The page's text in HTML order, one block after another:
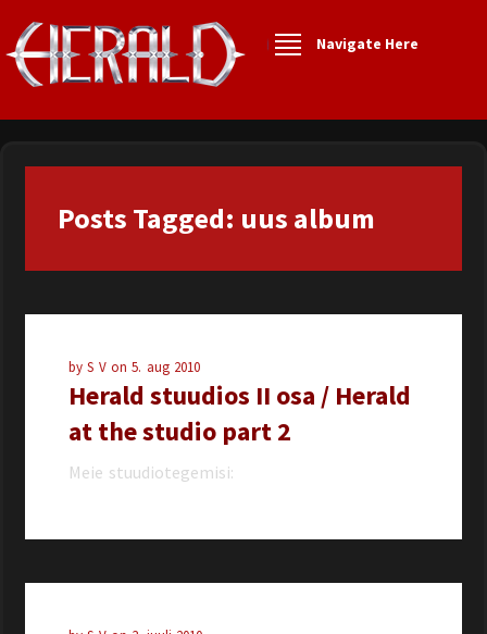
Navigate Here
Posts Tagged: uus album
byS V on5. aug 2010
Herald stuudios II osa / Herald
at the studio part 2
Meie stuudiotegemisi: